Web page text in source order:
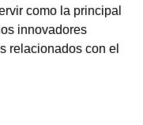
como la principal
innovadores
relacionados con el